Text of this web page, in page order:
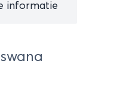
informatie